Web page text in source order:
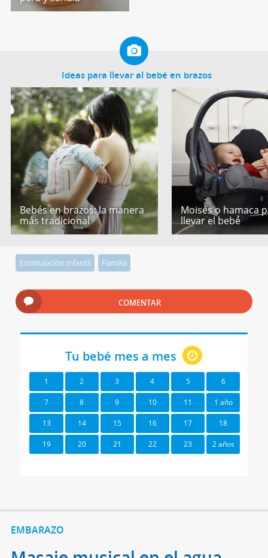
Ideas para llevar al bebé en brazos
Bebés en brazos: la manera
más tradicional
Moisés o hamaca
llevar el bebé
Estimulación infantil Familia
COMENTAR
Tu bebé mes a mes
1 2 3 4 5 6
7 8 9 10 11 1 año
13 14 15 16 17 18
19 20 21 22 23 2 años
EMBARAZO